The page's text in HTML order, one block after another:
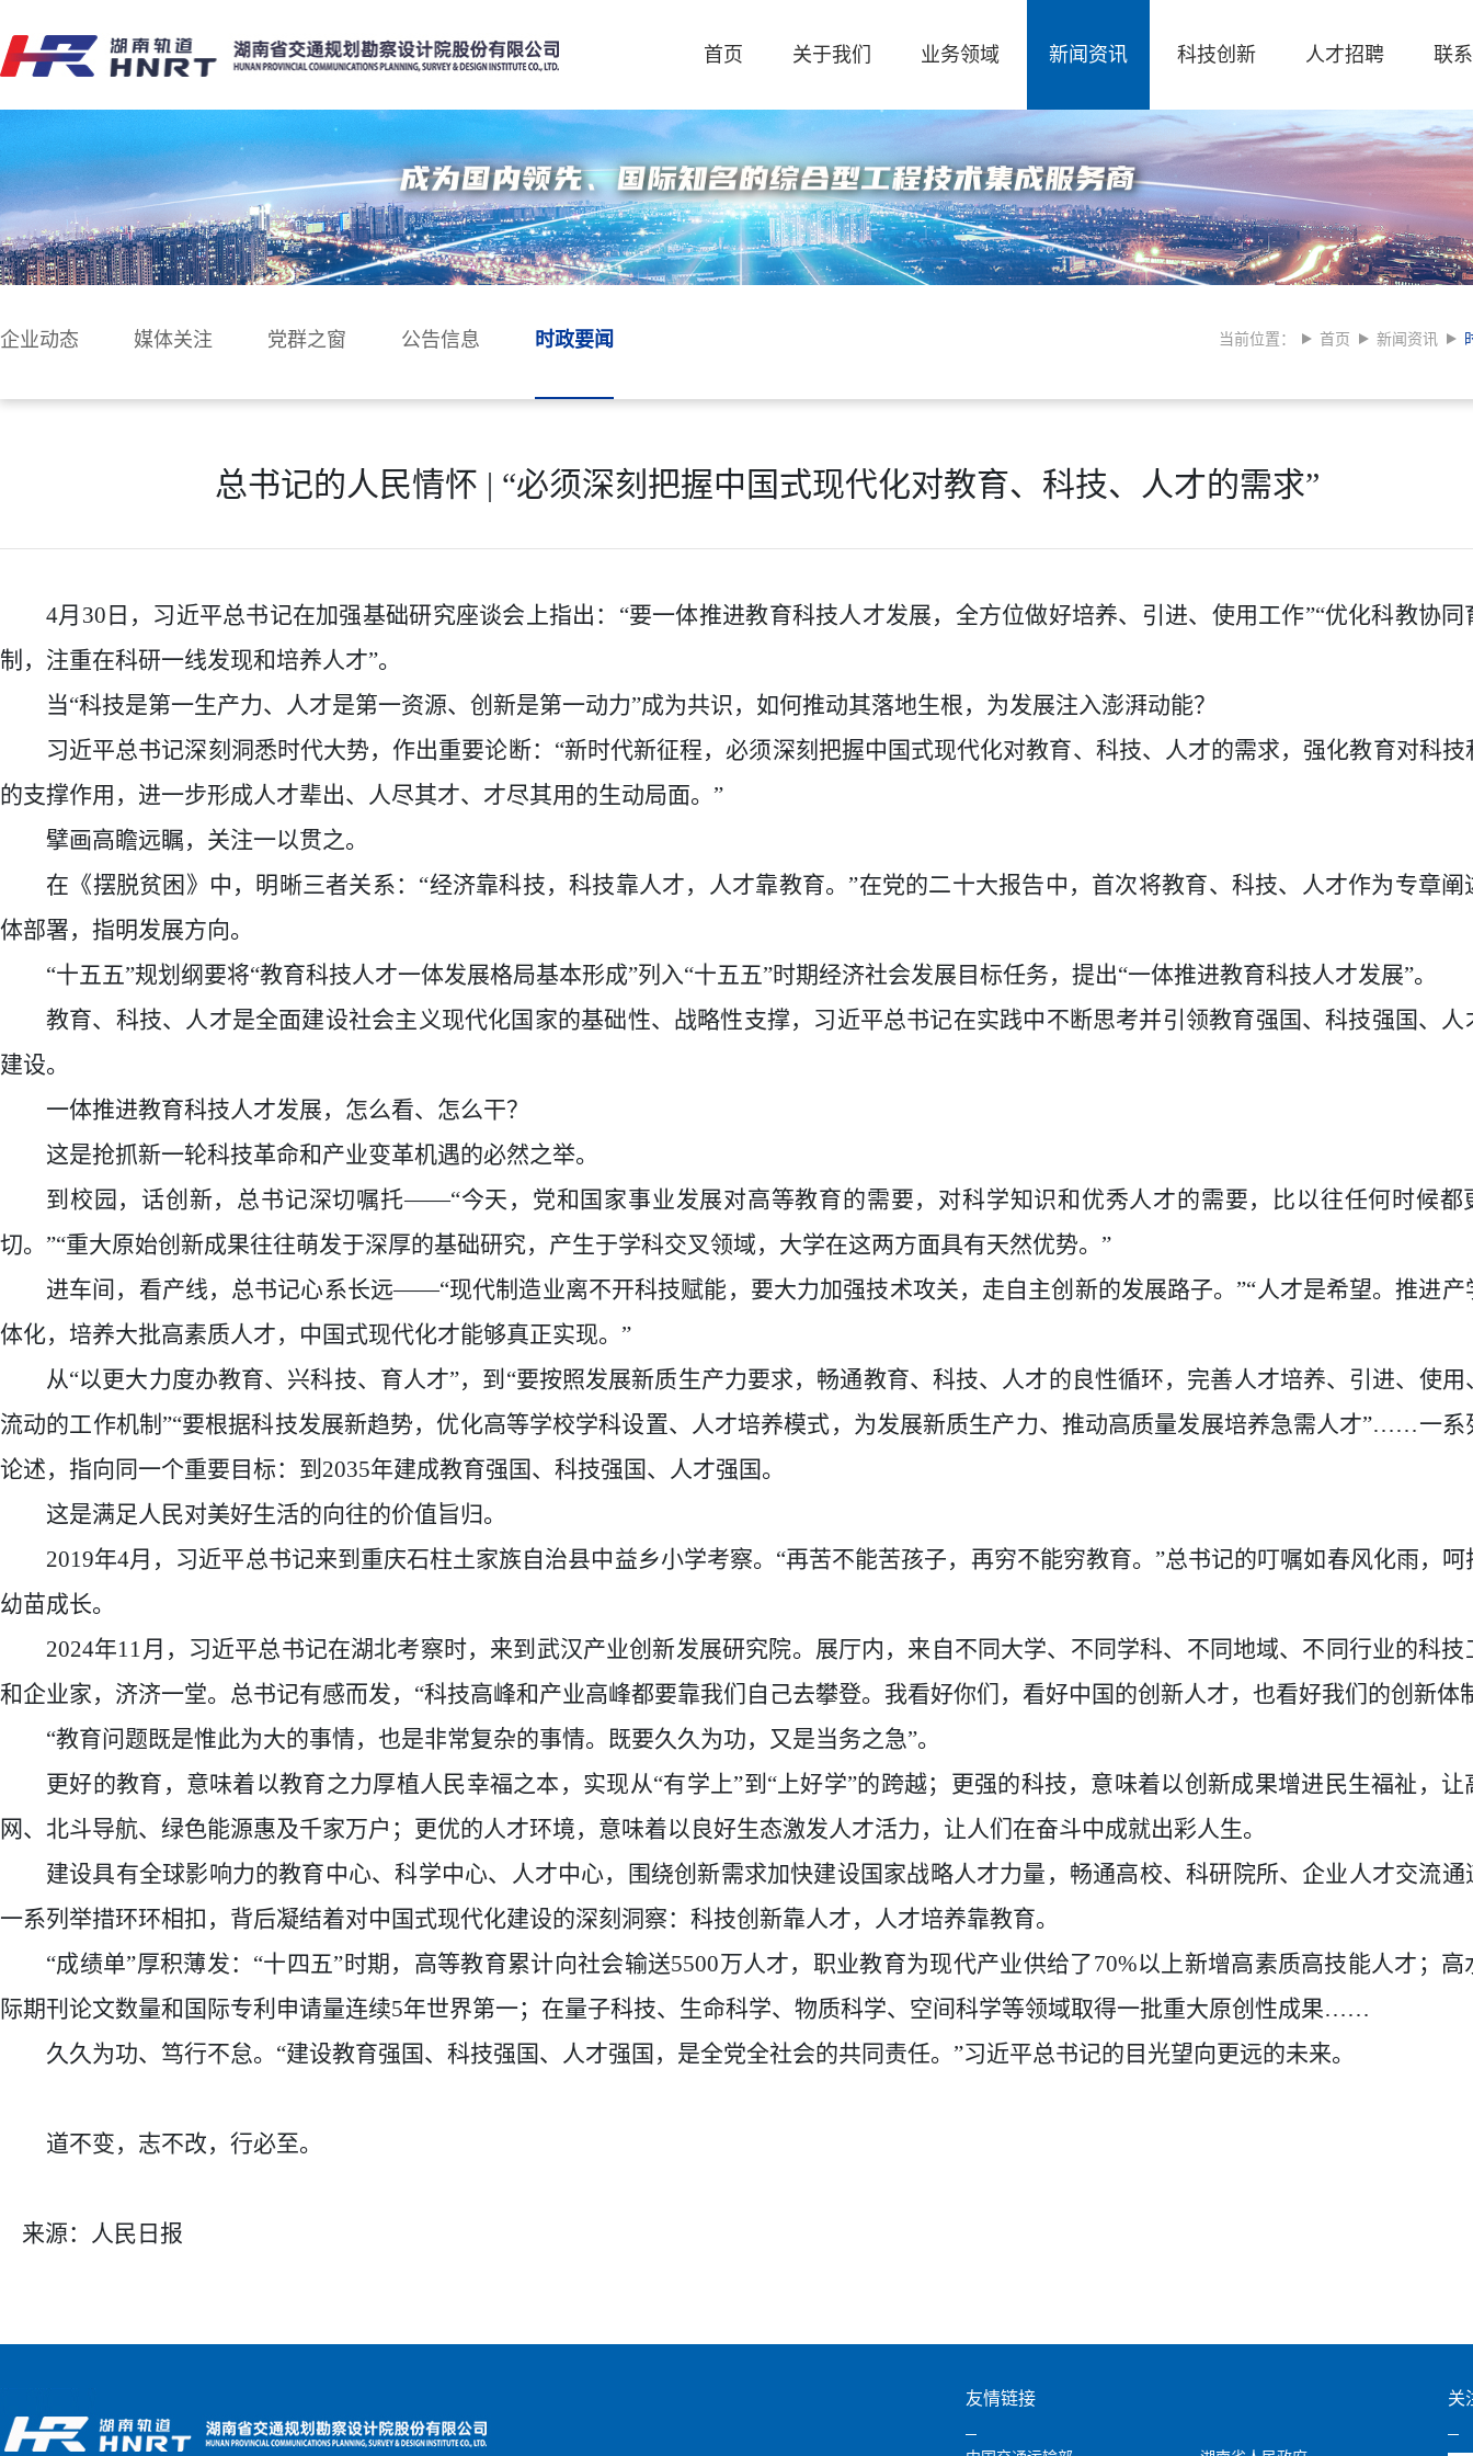
首页 关于我们 业务领域 新闻资讯 科技创新 人才招聘 联
企业动态 媒体关注 党群之窗 公告信息 时政要闻 当前位置： 首页 新闻资讯
总书记的人民情怀 | “必须深刻把握中国式现代化对教育、科技、人才的需求”
4月30日，习近平总书记在加强基础研究座谈会上指出：“要一体推进教育科技人才发展，全方位做好培养、引进、使用工作”“优化科教协同
制，注重在科研一线发现和培养人才”。
当“科技是第一生产力、人才是第一资源、创新是第一动力”成为共识，如何推动其落地生根，为发展注入澎湃动能？
习近平总书记深刻洞悉时代大势，作出重要论断： “新时代新征程，必须深刻把握中国式现代化对教育、科技、人才的需求，强化教育对科技
的支撑作用，进一步形成人才辈出、人尽其才、才尽其用的生动局面。”
擘画高瞻远瞩，关注一以贯之。
在《摆脱贫困》中，明晰三者关系： “经济靠科技，科技靠人才，人才靠教育。”在党的二十大报告中，首次将教育、科技、人才作为专章阐
体部署，指明发展方向。
“十五五”规划纲要将“教育科技人才一体发展格局基本形成”列入“十五五”时期经济社会发展目标任务，提出“一体推进教育科技人才发展”。
教育、科技、人才是全面建设社会主义现代化国家的基础性、战略性支撑，习近平总书记在实践中不断思考并引领教育强国、科技强国、人
建设。
一体推进教育科技人才发展，怎么看、怎么干？
这是抢抓新一轮科技革命和产业变革机遇的必然之举。
到校园，话创新，总书记深切嘱托——“今天，党和国家事业发展对高等教育的需要，对科学知识和优秀人才的需要，比以往任何时候都
切。”“重大原始创新成果往往萌发于深厚的基础研究，产生于学科交叉领域，大学在这两方面具有天然优势。”
进车间，看产线，总书记心系长远——“现代制造业离不开科技赋能，要大力加强技术攻关，走自主创新的发展路子。”“人才是希望。推进产
体化，培养大批高素质人才，中国式现代化才能够真正实现。”
从“以更大力度办教育、兴科技、育人才”，到“要按照发展新质生产力要求，畅通教育、科技、人才的良性循环，完善人才培养、引进、使用
流动的工作机制”“要根据科技发展新趋势，优化高等学校学科设置、人才培养模式，为发展新质生产力、推动高质量发展培养急需人才”……一系
论述，指向同一个重要目标：到2035年建成教育强国、科技强国、人才强国。
这是满足人民对美好生活的向往的价值旨归。
2019年4月，习近平总书记来到重庆石柱土家族自治县中益乡小学考察。“再苦不能苦孩子，再穷不能穷教育。”总书记的叮嘱如春风化雨，呵
幼苗成长。
2024年11月，习近平总书记在湖北考察时，来到武汉产业创新发展研究院。展厅内，来自不同大学、不同学科、不同地域、不同行业的科技
和企业家，济济一堂。总书记有感而发，“科技高峰和产业高峰都要靠我们自己去攀登。我看好你们，看好中国的创新人才，也看好我们的创新体
“教育问题既是惟此为大的事情，也是非常复杂的事情。既要久久为功，又是当务之急”。
更好的教育，意味着以教育之力厚植人民幸福之本，实现从“有学上”到“上好学”的跨越；更强的科技，意味着以创新成果增进民生福祉，让
网、北斗导航、绿色能源惠及千家万户；更优的人才环境，意味着以良好生态激发人才活力，让人们在奋斗中成就出彩人生。
建设具有全球影响力的教育中心、科学中心、人才中心，围绕创新需求加快建设国家战略人才力量，畅通高校、科研院所、企业人才交流通
一系列举措环环相扣，背后凝结着对中国式现代化建设的深刻洞察：科技创新靠人才，人才培养靠教育。
“成绩单”厚积薄发：“十四五”时期，高等教育累计向社会输送5500万人才，职业教育为现代产业供给了70%以上新增高素质高技能人才；高
际期刊论文数量和国际专利申请量连续5年世界第一；在量子科技、生命科学、物质科学、空间科学等领域取得一批重大原创性成果……
久久为功、笃行不怠。 “建设教育强国、科技强国、人才强国，是全党全社会的共同责任。”习近平总书记的目光望向更远的未来。
道不变，志不改，行必至。
来源：人民日报
友情链接 关